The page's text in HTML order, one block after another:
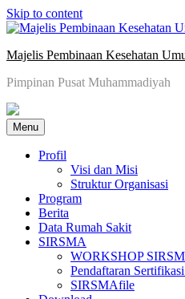
Skip to content
Majelis Pembinaan Kesehatan
Pimpinan Pusat Muhammadiyah
Menu
Profil
Visi dan Misi
Struktur Organisasi
Program
Berita
Data Rumah Sakit
SIRSMA
WORKSHOP
Pendaftaran
SIRSMAfile